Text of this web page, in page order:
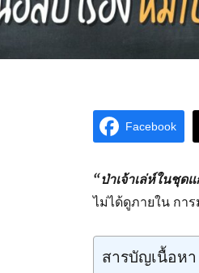
Facebook
“ป่าเจ้าเล่ห์ในชุด
ไม่ได้ดูภายใน กา
สารบัญเนื้อหา